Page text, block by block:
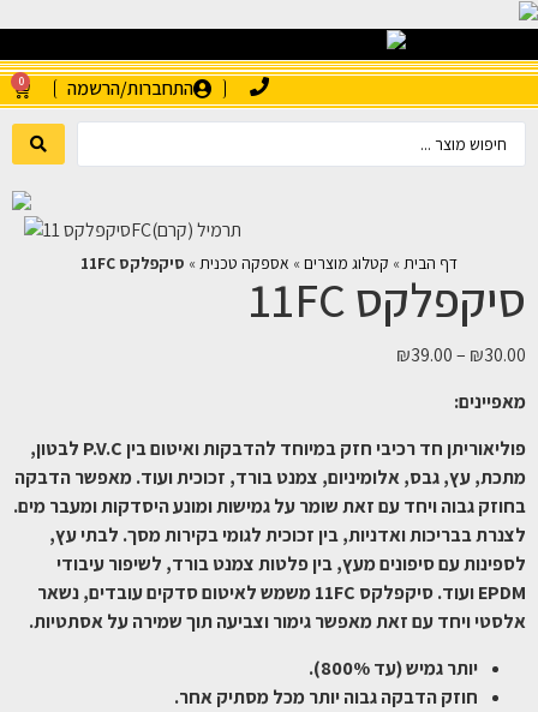
התחברות/הרשמה 0
דף הבית » קטלוג מוצרים » אספקה טכנית » סיקפלקס 11FC
סיקפלקס 11FC
₪30.00
–
₪39.00
מאפיינים:
פוליאוריתן חד רכיבי חזק במיוחד להדבקות ואיטום בין P.V.C לבטון,
מתכת, עץ, גבס, אלומיניום, צמנט בורד, זכוכית ועוד. מאפשר הדבקה
בחוזק גבוה ויחד עם זאת שומר על גמישות ומונע היסדקות ומעבר מים.
לצנרת בבריכות ואדניות, בין זכוכית לגומי בקירות מסך. לבתי עץ,
לספינות עם סיפונים מעץ, בין פלטות צמנט בורד, לשיפור עיבודי
EPDM ועוד. סיקפלקס 11FC משמש לאיטום סדקים עובדים, נשאר
אלסטי ויחד עם זאת מאפשר גימור וצביעה תוך שמירה על אסתטיות.
יותר גמיש (עד 800%).
חוזק הדבקה גבוה יותר מכל מסתיק אחר.